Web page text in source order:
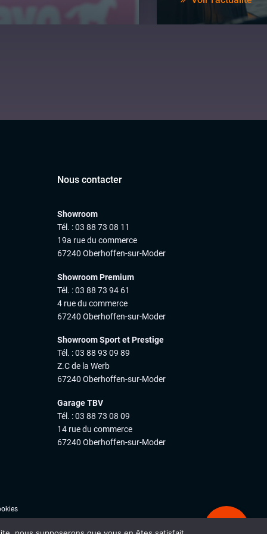
Nous contacter
Showroom
Tél. : 03 88 73 08 11
19a rue du commerce
67240 Oberhoffen-sur-Moder
Showroom Premium
Tél. : 03 88 73 94 61
4 rue du commerce
67240 Oberhoffen-sur-Moder
Showroom Sport et Prestige
Tél. : 03 88 93 09 89
Z.C de la Werb
67240 Oberhoffen-sur-Moder
Garage TBV
Tél. : 03 88 73 08 09
14 rue du commerce
67240 Oberhoffen-sur-Moder